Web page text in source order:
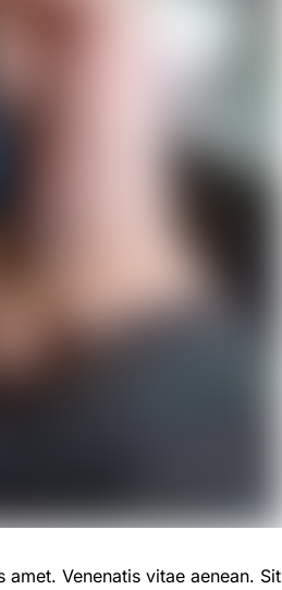
Venenatis vitae aenean. Sit